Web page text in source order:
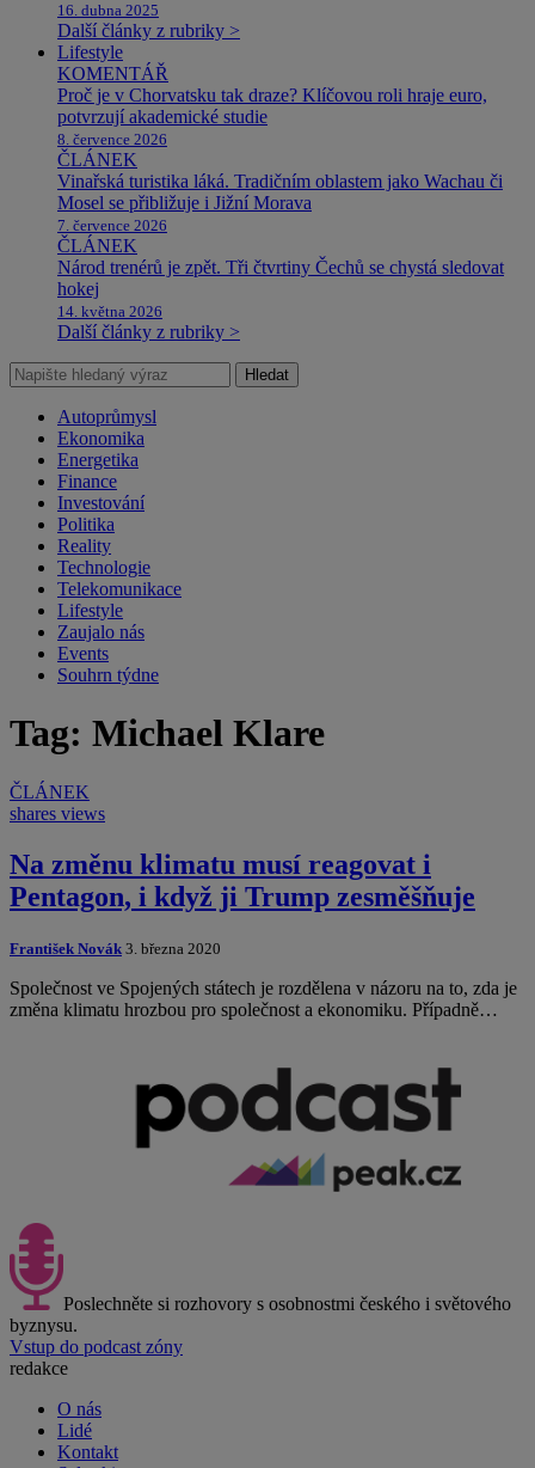
16. dubna 2025
Další články z rubriky >
Lifestyle
KOMENTÁŘ
Proč je v Chorvatsku tak draze? Klíčovou roli hraje euro,
potvrzují akademické studie
8. července 2026
ČLÁNEK
Vinařská turistika láká. Tradičním oblastem jako Wachau či
Mosel se přibližuje i Jižní Morava
7. července 2026
ČLÁNEK
Národ trenérů je zpět. Tři čtvrtiny Čechů se chystá sledovat
hokej
14. května 2026
Další články z rubriky >
Hledat
Autoprůmysl
Ekonomika
Energetika
Finance
Investování
Politika
Reality
Technologie
Telekomunikace
Lifestyle
Zaujalo nás
Events
Souhrn týdne
Tag: Michael Klare
ČLÁNEK
shares views
Na změnu klimatu musí reagovat i
Pentagon, i když ji Trump zesměšňuje
František Novák 3. března 2020
Společnost ve Spojených státech je rozdělena v názoru na to, zda je
změna klimatu hrozbou pro společnost a ekonomiku. Případně…
Poslechněte si rozhovory s osobnostmi českého i světového
byznysu.
Vstup do podcast zóny
redakce
O nás
Lidé
Kontakt